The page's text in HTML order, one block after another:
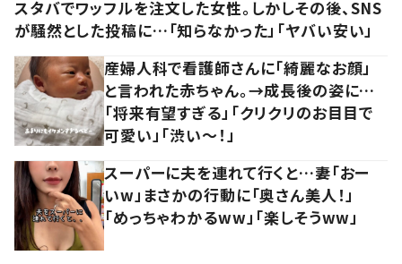
スタバでワッフルを注文した女性。しかしその後、SNS
が騒然とした投稿に…「知らなかった」「ヤバい安い」
産婦人科で看護師さんに「綺麗なお顔」
と言われた赤ちゃん。→成長後の姿に…
「将来有望すぎる」「クリクリのお目目で
可愛い」「渋い～！」
スーパーに夫を連れて行くと…妻「おー
いw」まさかの行動に「奥さん美人！」
「めっちゃわかるww」「楽しそうww」